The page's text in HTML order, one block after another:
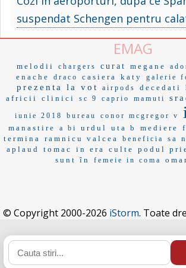
suspendat Schengen pentru
EMAG
melodii chargers curat megane
enache
draco casiera katy galerie
prezenta la vot airpods decedati
africii
clinici sc 9 caprio mamuti
iunie 2018 bureau conor mcgregor v
manastire a bi urdul uta b mediere
termina
ramnicu valcea beneficia sa
aplaud
tomac in era culte podul
sunt în
femeie in coma
© Copyright 2000-2026 iStorm. Toate